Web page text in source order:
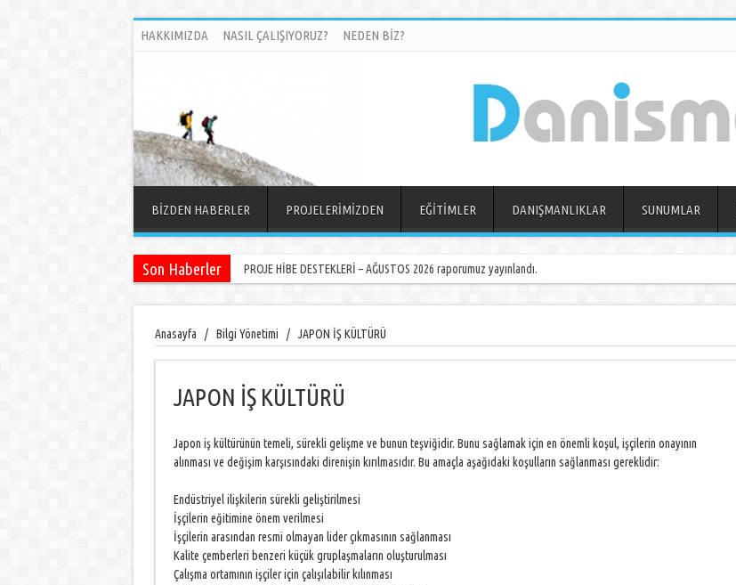
HAKKIMIZDA NASIL ÇALIŞIYORUZ? NEDEN BİZ?
BİZDEN HABERLER PROJELERİMİZDEN EĞİTİMLER DANIŞMANLIKLAR SUNUMLAR
Son Haberler PROJE HİBE DESTEKLERİ – AĞUSTOS 2026 raporumuz yayınlandı.
Anasayfa / Bilgi Yönetimi / JAPON İŞ KÜLTÜRÜ
JAPON İŞ KÜLTÜRÜ
Japon iş kültürünün temeli, sürekli gelişme ve bunun teşviğidir. Bunu sağlamak için en önemli koşul, işçilerin onayının
alınması ve değişim karşısındaki direnişin kırılmasıdır. Bu amaçla aşağıdaki koşulların sağlanması gereklidir:
Endüstriyel ilişkilerin sürekli geliştirilmesi
İşçilerin eğitimine önem verilmesi
İşçilerin arasından resmi olmayan lider çıkmasının sağlanması
Kalite çemberleri benzeri küçük gruplaşmaların oluşturulması
Çalışma ortamının işçiler için çalışılabilir kılınması